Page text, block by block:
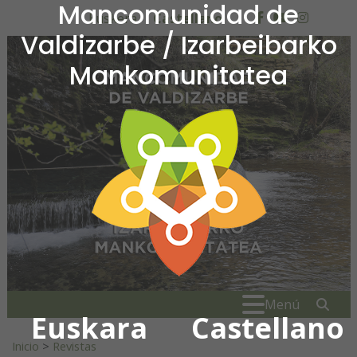
Mancomunidad de
Valdizarbe / Izarbeibarko
Mankomunitatea
Euskara Castellano
Ir al contenido
Euskera Castellano facebook
youtube
Mancomunidad de
Menú
Inicio > Revistas